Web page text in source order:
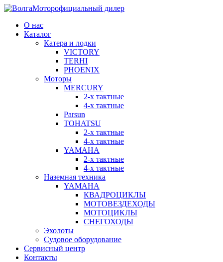
официальный дилер
О нас
Каталог
Катера и лодки
VICTORY
TERHI
PHOENIX
Моторы
MERCURY
2-x тактные
4-x тактные
Parsun
TOHATSU
2-x тактные
4-x тактные
YAMAHA
2-x тактные
4-х тактные
Наземная техника
YAMAHA
КВАДРОЦИКЛЫ
МОТОВЕЗДЕХОДЫ
МОТОЦИКЛЫ
СНЕГОХОДЫ
Эхолоты
Судовое оборудование
Сервисный центр
Контакты